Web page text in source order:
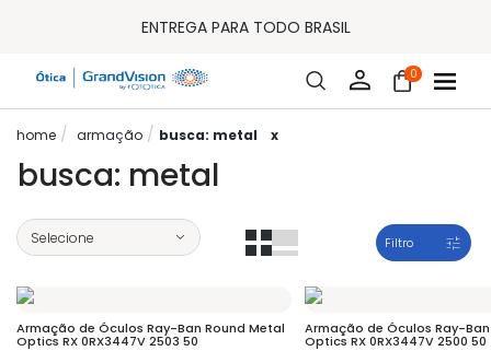
ENTREGA PARA TODO BRASIL
32% OFF NO COMBO - CONS. REG.
FRETE GRÁTIS EM TODO O SITE
10% OFF PAGAMENTO
ENTREGA PARA TODO BRASIL
32% OFF NO COMBO - CONS. REG.
0
armação busca: metal x
busca: metal
Filtro
Armação de Óculos Ray-Ban Round Metal
Optics RX 0RX3447V 2503 50
Armação de Óculos Ray-
Optics RX 0RX3447V 2500 50